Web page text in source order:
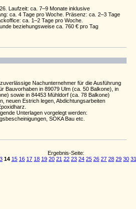
Laufzeit: ca. 7–9 Monate inklusive
ca. 4 Tage pro Woche. Präsenz: ca. 2–3 Tage
ca. 1–2 Tage pro Woche.
beziehungsweise ca. 760 € pro Tag
Nachunternehmer für die Ausführung
Bauvorhaben in 89079 Ulm (ca. 50 Balkone), in
sowie in 84453 Mühldorf (ca. 78 Balkone)
neuen Estrich legen, Abdichtungsarbeiten
Unterlagen vorgelegt werden:
SOKA Bau etc.
Ergebnis-Seite:
14 15 16 17 18 19 20 21 22 23 24 25 26 27 28 29 30 31